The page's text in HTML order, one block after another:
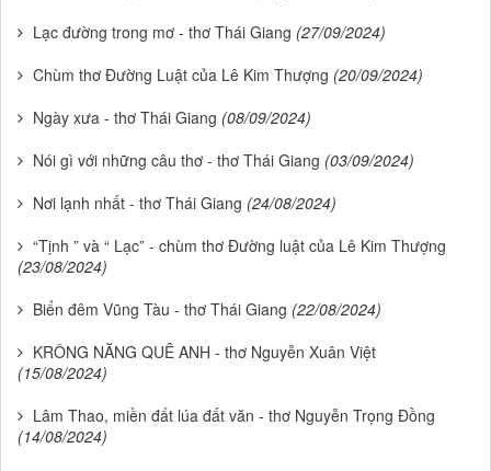
Lạc đường trong mơ - thơ Thái Giang (27/09/2024)
Chùm thơ Đường Luật của Lê Kim Thượng (20/09/2024)
Ngày xưa - thơ Thái Giang (08/09/2024)
Nói gì với những câu thơ - thơ Thái Giang (03/09/2024)
Nơi lạnh nhất - thơ Thái Giang (24/08/2024)
“Tịnh ” và “ Lạc” - chùm thơ Đường luật của Lê Kim Thượng
(23/08/2024)
Biển đêm Vũng Tàu - thơ Thái Giang (22/08/2024)
KRÔNG NĂNG QUÊ ANH - thơ Nguyễn Xuân Việt
(15/08/2024)
Lâm Thao, miền đất lúa đất văn - thơ Nguyễn Trọng Đồng
(14/08/2024)